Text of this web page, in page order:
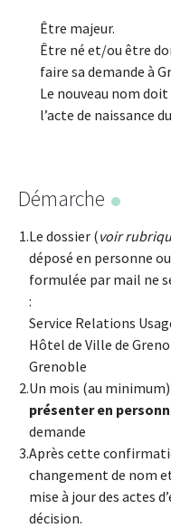
Être majeur.
Être né et/ou être
faire sa demande à
Le nouveau nom
l’acte de naissance
Démarche
Le dossier (voir
déposé en personne
formulée par mail ne
:
Service Relations
Hôtel de Ville de
Grenoble
Un mois (au
présenter en
demande
Après cette
changement de nom
mise à jour des actes
décision.